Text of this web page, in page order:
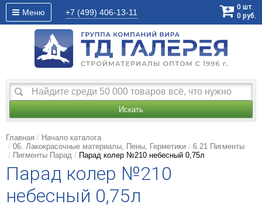
Меню +7 (499) 406-13-11
0 шт.
0 руб.
Искать
Главная
Начало каталога
06. Лакокрасочные материалы, Пены, Герметики
6.21 Пигменты
Пигменты Парад
Парад колер №210 небесный 0,75л
Парад колер №210
небесный 0,75л